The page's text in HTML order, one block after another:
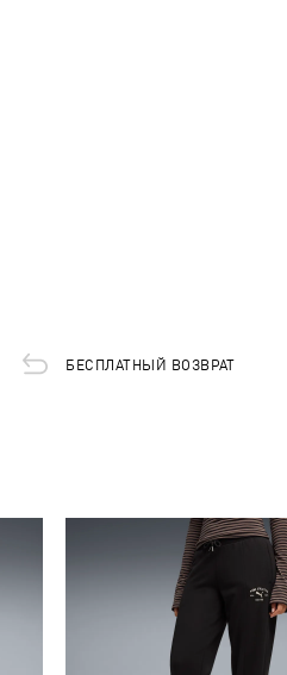
БЕСПЛАТНЫЙ ВОЗВРАТ